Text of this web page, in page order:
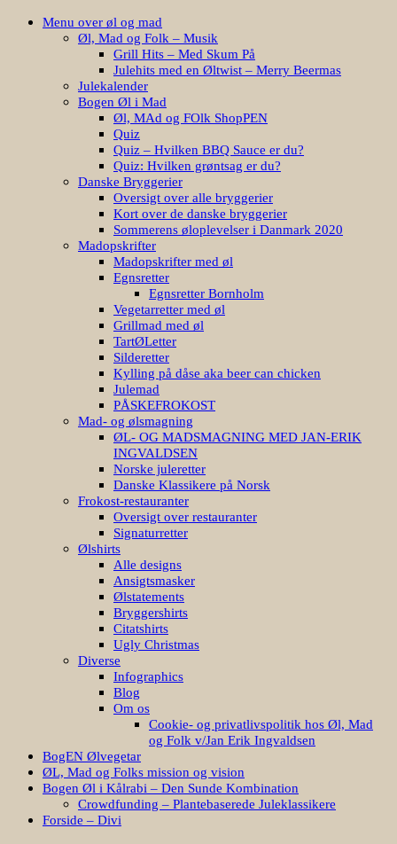
Menu over øl og mad
Øl, Mad og Folk – Musik
Grill Hits – Med Skum På
Julehits med en Øltwist – Merry Beermas
Julekalender
Bogen Øl i Mad
Øl, MAd og FOlk ShopPEN
Quiz
Quiz – Hvilken BBQ Sauce er du?
Quiz: Hvilken grøntsag er du?
Danske Bryggerier
Oversigt over alle bryggerier
Kort over de danske bryggerier
Sommerens øloplevelser i Danmark 2020
Madopskrifter
Madopskrifter med øl
Egnsretter
Egnsretter Bornholm
Vegetarretter med øl
Grillmad med øl
TartØLetter
Silderetter
Kylling på dåse aka beer can chicken
Julemad
PÅSKEFROKOST
Mad- og ølsmagning
ØL- OG MADSMAGNING MED JAN-ERIK
INGVALDSEN
Norske juleretter
Danske Klassikere på Norsk
Frokost-restauranter
Oversigt over restauranter
Signaturretter
Ølshirts
Alle designs
Ansigtsmasker
Ølstatements
Bryggershirts
Citatshirts
Ugly Christmas
Diverse
Infographics
Blog
Om os
Cookie- og privatlivspolitik hos Øl, Mad
og Folk v/Jan Erik Ingvaldsen
BogEN Ølvegetar
ØL, Mad og Folks mission og vision
Bogen Øl i Kålrabi – Den Sunde Kombination
Crowdfunding – Plantebaserede Juleklassikere
Forside – Divi